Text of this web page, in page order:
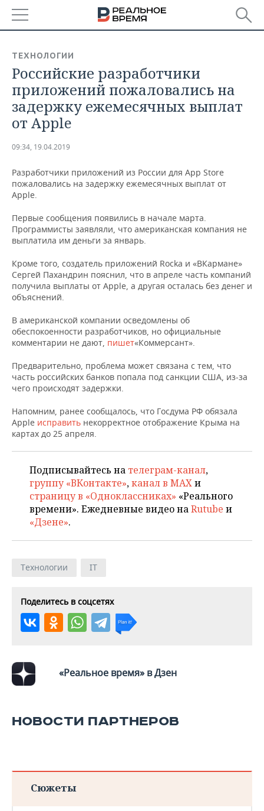
БАШКОРТОСТАН
ТАТАРСТАН
УДМУРТИЯ
НОВОСТИ
АНАЛИТИКА
НОВОСТИ АНАЛИТИКИ
ДЕКЛАРАЦИИ О ДОХОДАХ
КОРОЛИ ГОСЗАКАЗА ПФО
КОМУ ПРИНАДЛЕЖАТ
ТОРГОВЫЕ ЦЕНТРЫ
ЭКОНОМИКА
НОВОСТИ ЭКОНОМИКИ
ФИНАНСЫ
БЮДЖЕТ
ИНВЕСТИЦИИ
ПРОМЫШЛЕННОСТЬ
НОВОСТИ
ПРОМЫШЛЕННОСТИ
АГРОПРОМ
МАШИНОСТРОЕНИЕ
НЕФТЕХИМИЯ
НЕФТЬ
ОПК
ЭНЕРГЕТИКА
НЕДВИЖИМОСТЬ
НОВОСТИ АВТО
БИЗНЕС
НОВОСТИ БИЗНЕСА
РОЗНИЧНАЯ ТОРГОВЛЯ
УСЛУГИ
ТЕХНОЛОГИИ
НОВОСТИ ТЕХНОЛОГИЙ
МЕДИА
ТЕЛЕКОММУНИКАЦИИ
МЕРОПРИЯТИЯ
ВЫЕЗДНАЯ РЕДАКЦИЯ
БИЗНЕС-БРАНЧИ
ONLINE-КОНФЕРЕНЦИИ
ОТКРЫТАЯ ЛЕКЦИЯ
СПОРТ
НОВОСТИ СПОРТА
ФУТБОЛ
ХОККЕЙ
БАСКЕТБОЛ
ВОЛЕЙБОЛ
КИБЕРСПОРТ
ФИГУРНОЕ КАТАНИЕ
ВОДНЫЕ ВИДЫ СПОРТА
ОБЩЕСТВО
НОВОСТИ ОБЩЕСТВА
ВЛАСТЬ
ИНФРАСТРУКТУРА
ИСТОРИЯ
КУЛЬТУРА
МЕДИЦИНА
ОБРАЗОВАНИЕ
ФОТОГАЛЕРЕЯ
СЮЖЕТЫ
СПРАВОЧНИК
СПИСОК ПЕРСОН
СПИСОК КОМПАНИЙ
ПОЛНАЯ ВЕРСИЯ
ТЕХНОЛОГИИ
Российские разработчики
приложений пожаловались на
задержку ежемесячных выплат
от Apple
09:34, 19.04.2019
Разработчики приложений из России для App Store
пожаловались на задержку ежемесячных выплат от
Apple.
Первые сообщения появились в начале марта.
Программисты заявляли, что американская компания не
выплатила им деньги за январь.
Кроме того, создатель приложений Rocka и «ВКармане»
Сергей Пахандрин пояснил, что в апреле часть компаний
получила выплаты от Apple, а другая осталась без денег и
объяснений.
В американской компании осведомлены об
обеспокоенности разработчиков, но официальные
комментарии не дают, пишет«Коммерсант».
Предварительно, проблема может связана с тем, что
часть российских банков попала под санкции США, из-за
чего происходят задержки.
Напомним, ранее сообщалось, что Госдума РФ обязала
Apple исправить некорректное отображение Крыма на
картах до 25 апреля.
Подписывайтесь на телеграм-канал,
группу «ВКонтакте»,канал в MAXи
страницу в «Одноклассниках» «Реального
времени». Ежедневные видео наRutube и
«Дзене».
Технологии IT
Поделитесь в соцсетях
«Реальное время» в Дзен
НОВОСТИ ПАРТНЕРОВ
Сюжеты